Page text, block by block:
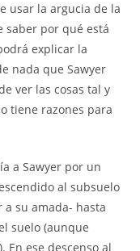
usar la argucia de la
saber por qué está
explicar la
nada que Sawyer
ver las cosas tal y
tiene razones para
a Sawyer por un
al subsuelo
su amada- hasta
suelo (aunque
En ese descenso al